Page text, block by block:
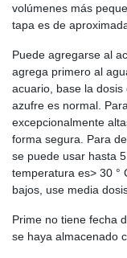
volúmenes más
tapa es de
Puede agregarse al
agrega primero al
acuario, base la
azufre es normal.
excepcionalmente
forma segura. Para
se puede usar hasta
temperatura es> 30 °
bajos, use media
Prime no tiene fecha
se haya almacenado